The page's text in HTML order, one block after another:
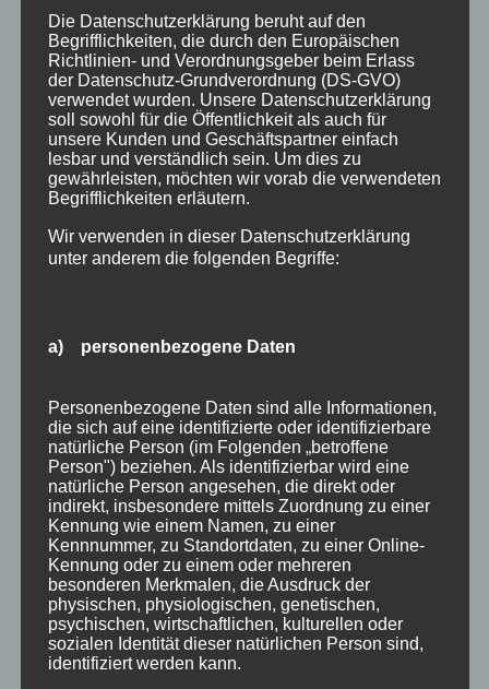
« Ältere Einträge
Neueste Beiträge
Veranstaltungen im August 2026 in Oberstdorf
Public Viewing Fußball-WM 2026 in Oberstdorf
Oberstdorf im Mai – perfekter Frühlingsurlaub
im Allgäu
Traveller Review Award 2026
Blog Archiv
Blog
Archiv
Kategorien
Allgäu
Allgemein
Angebote
Bergbahnen
Bewertung
Die Datenschutzerklärung beruht auf den
Begrifflichkeiten, die durch den Europäischen
Richtlinien- und Verordnungsgeber beim Erlass
der Datenschutz-Grundverordnung (DS-GVO)
verwendet wurden. Unsere Datenschutzerklärung
soll sowohl für die Öffentlichkeit als auch für
unsere Kunden und Geschäftspartner einfach
lesbar und verständlich sein. Um dies zu
gewährleisten, möchten wir vorab die verwendeten
Begrifflichkeiten erläutern.
Wir verwenden in dieser Datenschutzerklärung
unter anderem die folgenden Begriffe:
a) personenbezogene Daten
Personenbezogene Daten sind alle Informationen,
die sich auf eine identifizierte oder identifizierbare
natürliche Person (im Folgenden „betroffene
Person") beziehen. Als identifizierbar wird eine
natürliche Person angesehen, die direkt oder
indirekt, insbesondere mittels Zuordnung zu einer
Kennung wie einem Namen, zu einer
Kennnummer, zu Standortdaten, zu einer Online-
Kennung oder zu einem oder mehreren
besonderen Merkmalen, die Ausdruck der
physischen, physiologischen, genetischen,
psychischen, wirtschaftlichen, kulturellen oder
sozialen Identität dieser natürlichen Person sind,
identifiziert werden kann.